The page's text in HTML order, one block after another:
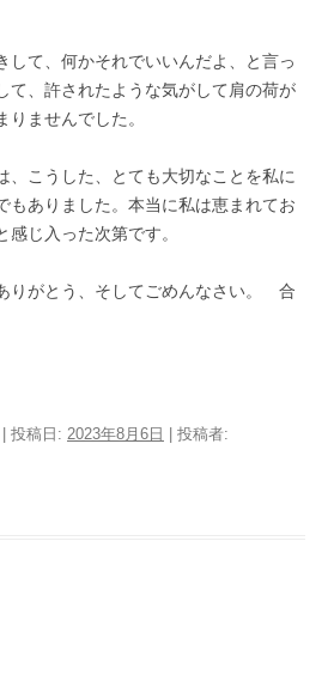
て、何かそれでいいんだよ、と言っ
て、許されたような気がして肩の荷が
ませんでした。
こうした、とても大切なことを私に
もありました。本当に私は恵まれてお
感じ入った次第です。
りがとう、そしてごめんなさい。 合
| 投稿日: 2023年8月6日
投稿者: